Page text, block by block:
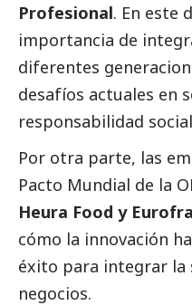
Profesional. En este
importancia de
diferentes
desafíos actuales en
responsabilidad social
Por otra parte, las
Pacto Mundial de la
Heura Food y
cómo la innovación
éxito para integrar la
negocios.